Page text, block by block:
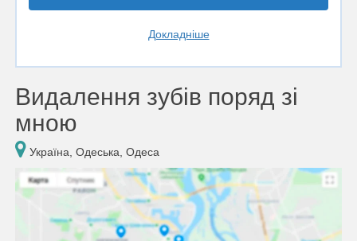
Докладніше
Видалення зубів поряд зі
мною
Україна, Одеська, Одеса